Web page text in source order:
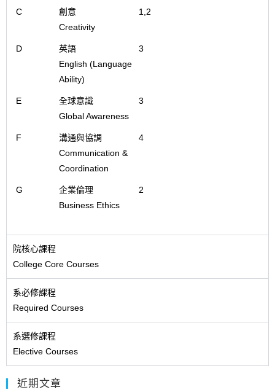
C
創意
Creativity
1,2
D
英語
English (Language
Ability)
3
E
全球意識
Global Awareness
3
F
溝通與協調
Communication &
Coordination
4
G
企業倫理
Business Ethics
2
院核心課程
College Core Courses
系必修課程
Required Courses
系選修課程
Elective Courses
近期文章